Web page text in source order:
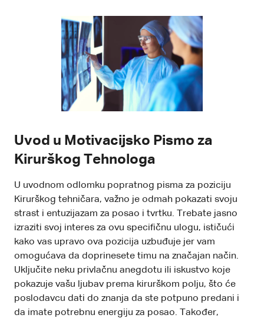
Uvod u Motivacijsko Pismo za
Kirurškog Tehnologa
U uvodnom odlomku popratnog pisma za poziciju
Kirurškog tehničara, važno je odmah pokazati svoju
strast i entuzijazam za posao i tvrtku. Trebate jasno
izraziti svoj interes za ovu specifičnu ulogu, ističući
kako vas upravo ova pozicija uzbuđuje jer vam
omogućava da doprinesete timu na značajan način.
Uključite neku privlačnu anegdotu ili iskustvo koje
pokazuje vašu ljubav prema kirurškom polju, što će
poslodavcu dati do znanja da ste potpuno predani i
da imate potrebnu energiju za posao. Također,